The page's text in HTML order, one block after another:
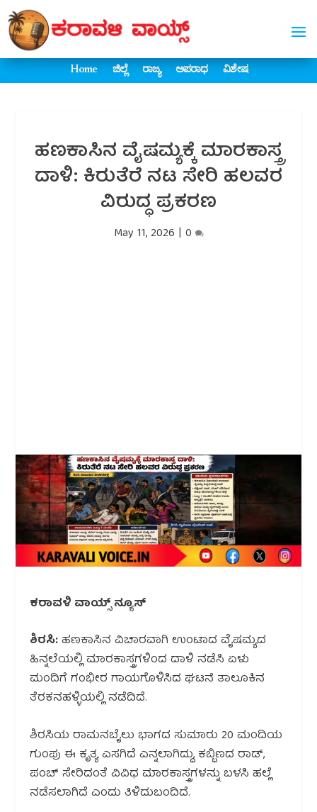
Home ಜಿಲ್ಲೆ ರಾಜ್ಯ ಅಪರಾಧ ವಿಶೇಷ
ಹಣಕಾಸಿನ ವೈಷಮ್ಯಕ್ಕೆ ಮಾರಕಾಸ್ತ್ರ
ದಾಳಿ: ಕಿರುತೆರೆ ನಟ ಸೇರಿ ಹಲವರ
ವಿರುದ್ಧ ಪ್ರಕರಣ
May 11, 2026 | 0
ಕರಾವಳಿ ವಾಯ್ಸ್ ನ್ಯೂಸ್
ಶಿರಸಿ:ಹಣಕಾಸಿನ ವಿಚಾರವಾಗಿ ಉಂಟಾದ ವೈಷಮ್ಯದ
ಹಿನ್ನಲೆಯಲ್ಲಿ ಮಾರಕಾಸ್ತ್ರಗಳಿಂದ ದಾಳಿ ನಡೆಸಿ ಏಳು
ಮಂದಿಗೆ ಗಂಭೀರ ಗಾಯಗೊಳಿಸಿದ ಘಟನೆ ತಾಲೂಕಿನ
ತೆರಕನಹಳ್ಳಿಯಲ್ಲಿ ನಡೆದಿದೆ.
ಶಿರಸಿಯ ರಾಮನಬೈಲು ಭಾಗದ ಸುಮಾರು 20 ಮಂದಿಯ
ಗುಂಪು ಈ ಕೃತ್ಯ ಎಸಗಿದೆ ಎನ್ನಲಾಗಿದ್ದು, ಕಬ್ಬಿಣದ ರಾಡ್,
ಪಂಚ್ ಸೇರಿದಂತೆ ವಿವಿಧ ಮಾರಕಾಸ್ತ್ರಗಳನ್ನು ಬಳಸಿ ಹಲ್ಲೆ
ನಡೆಸಲಾಗಿದೆ ಎಂದು ತಿಳಿದುಬಂದಿದೆ.